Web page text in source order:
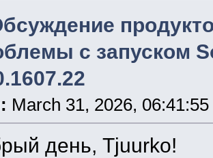
с запуском
March 31, 2026,
день, Tjuurko!